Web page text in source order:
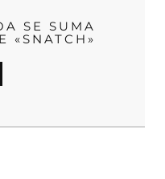
SE SUMA
«SNATCH»